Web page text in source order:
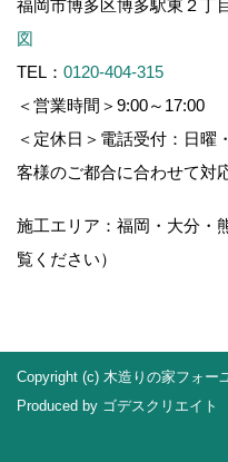
福岡市博多区博多駅東２丁
図
TEL： 0120-404-315
＜営業時間＞9:00～17:00
＜定休日＞電話受付：日曜
客様のご都合に合わせて対
施工エリア：福岡・大分・
覧ください）
Copyright (c) 木造りの家フォー
Produced by ゴデスクリエイト